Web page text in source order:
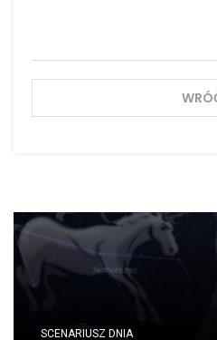
SCENARIUSZ DNIA